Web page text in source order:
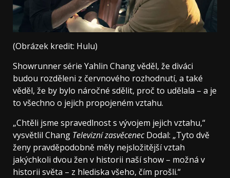
(Obrázek kredit: Hulu)
Showrunner série Yahlin Chang věděl, že diváci
budou rozděleni z červnového rozhodnutí, a také
věděl, že by bylo náročné sdělit, proč to udělala – a je
to všechno o jejich propojeném vztahu.
„Chtěli jsme spravedlnost s vývojem jejich vztahu,“
vysvětlil Chang Televizní zasvěcenecDodal: „Tyto dvě
ženy pravděpodobně měly nejsložitější vztah
jakýchkoli dvou žen v historii naší show – možná v
historii světa – z hlediska všeho, čím prošli.“